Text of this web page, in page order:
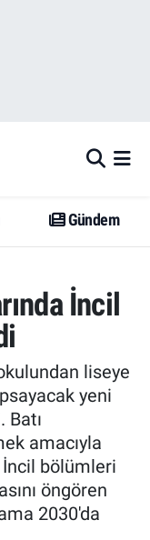
Gündem
İncil
liseye
yeni
Batı
amacıyla
bölümleri
öngören
2030'da